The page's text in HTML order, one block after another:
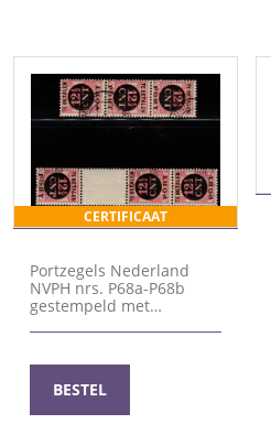
CERTIFICAAT
Portzegels Nederland
NVPH nrs. P68a-P68b
gestempeld met
BESTEL